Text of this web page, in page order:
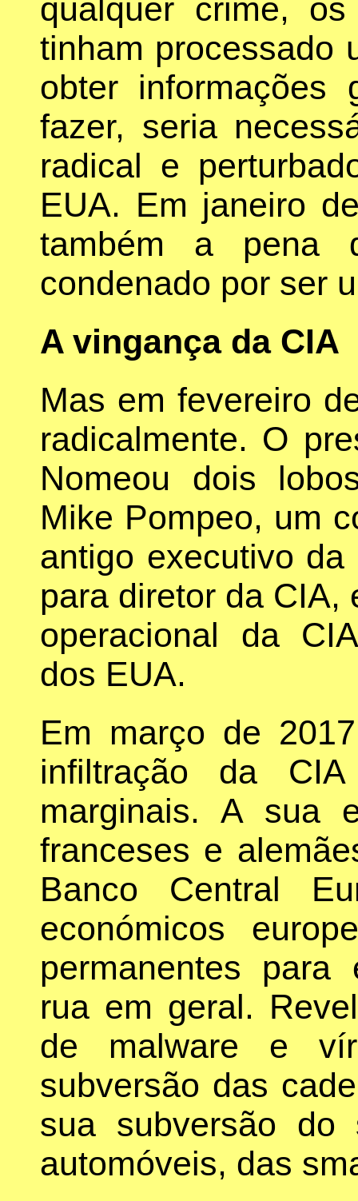
qualquer crime,
tinham processado
obter informações
fazer, seria
radical e
EUA. Em janeiro
também a pena
condenado por ser
A vingança da CIA
Mas em fevereiro
radicalmente. O
Nomeou dois
Mike Pompeo, um
antigo executivo
para diretor da CIA,
operacional da
dos EUA.
Em março de
infiltração da
marginais. A sua
franceses e
Banco Central
económicos
permanentes
rua em geral.
de malware e
subversão das
sua subversão do
automóveis, das